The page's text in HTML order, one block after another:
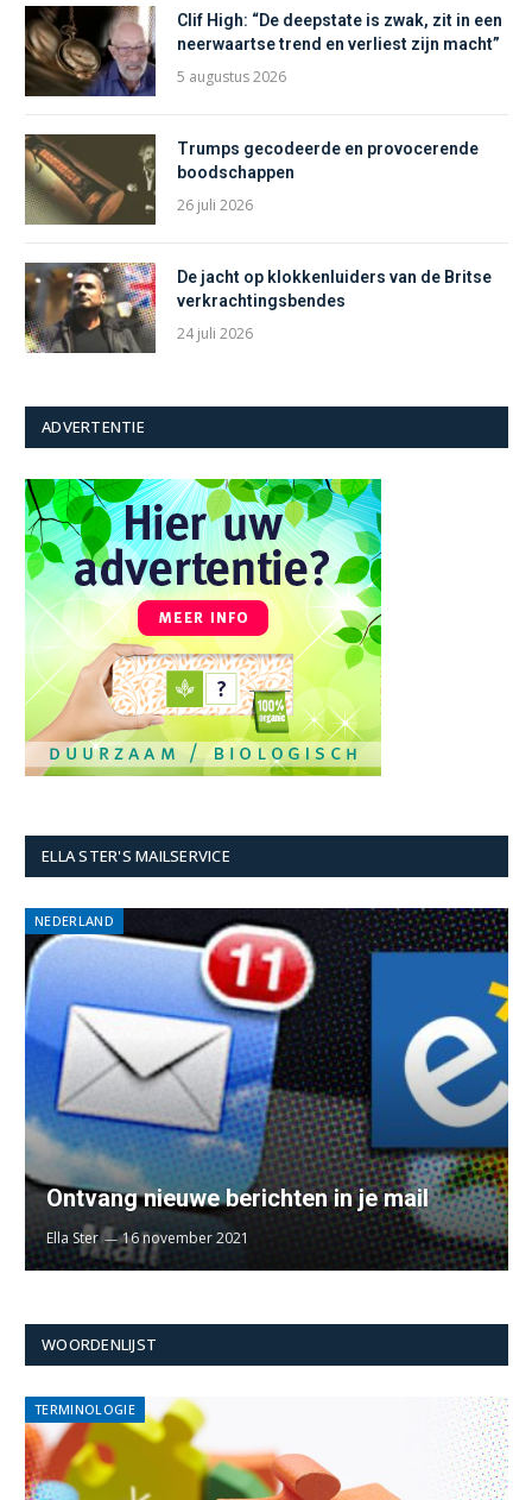
Clif High: “De deepstate is zwak, zit in een
neerwaartse trend en verliest zijn macht”
5 augustus 2026
Trumps gecodeerde en provocerende
boodschappen
26 juli 2026
De jacht op klokkenluiders van de Britse
verkrachtingsbendes
24 juli 2026
ADVERTENTIE
ELLA STER'S MAILSERVICE
NEDERLAND
Ontvang nieuwe berichten in je mail
Ella Ster 16 november 2021
WOORDENLIJST
TERMINOLOGIE